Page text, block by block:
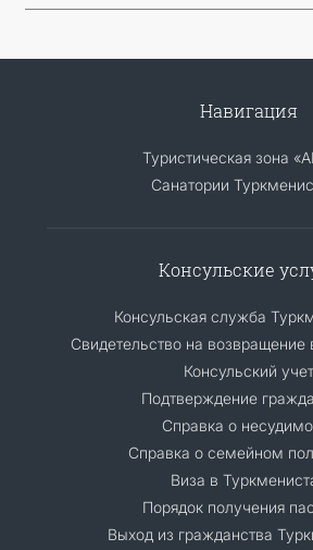
Навигация
Туристическая зона
Санатории
Консульские
Консульская служба
Свидетельство на возвращение
Консульский учет
Подтверждение
Справка о
Справка о семейном
Виза в
Порядок получения
Выход из гражданства